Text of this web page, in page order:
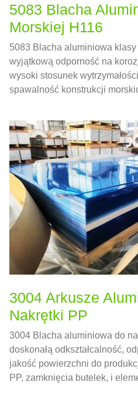
5083 Blacha
Morskiej H116
5083 Blacha aluminiowa
wyjątkową odporność na
wysoki stosunek
spawalność konstrukcji
3004 Arkusze
Nakrętki PP
3004 Blacha aluminiowa do
doskonałą odkształcalność,
jakość powierzchni do
PP, zamknięcia butelek, i